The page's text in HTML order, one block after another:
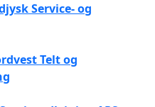
Service- og
Telt og